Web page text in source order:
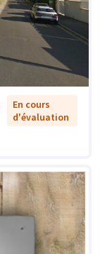
En cours
d'évaluation